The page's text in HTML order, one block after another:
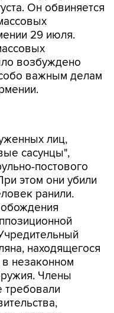
Он обвиняется
29 июля.
возбуждено
важным делам
постового
этом они убили
ранили.
находящегося
незаконном
Члены
требовали
доверия.